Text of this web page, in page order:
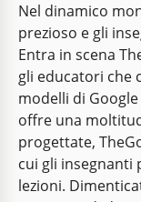
Nel dinamico
prezioso e gli
Entra in scena
gli educatori che
modelli di
offre una
progettate,
cui gli insegnanti
lezioni.